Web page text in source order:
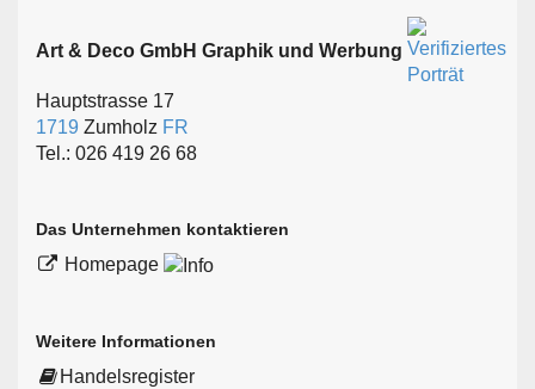
Art & Deco GmbH Graphik und Werbung
Hauptstrasse 17
1719 Zumholz FR
Tel.: 026 419 26 68
Das Unternehmen kontaktieren
Homepage
Weitere Informationen
Handelsregister